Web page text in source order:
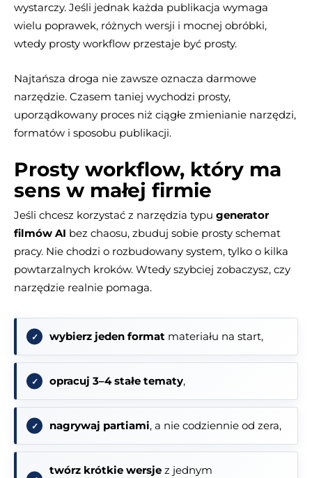
wystarczy. Jeśli jednak każda publikacja wymaga
wielu poprawek, różnych wersji i mocnej obróbki,
wtedy prosty workflow przestaje być prosty.
Najtańsza droga nie zawsze oznacza darmowe
narzędzie. Czasem taniej wychodzi prosty,
uporządkowany proces niż ciągłe zmienianie narzędzi,
formatów i sposobu publikacji.
Prosty workflow, który ma
sens w małej firmie
Jeśli chcesz korzystać z narzędzia typu generator
filmów AI bez chaosu, zbuduj sobie prosty schemat
pracy. Nie chodzi o rozbudowany system, tylko o kilka
powtarzalnych kroków. Wtedy szybciej zobaczysz, czy
narzędzie realnie pomaga.
wybierz jeden format materiału na start,
opracuj 3–4 stałe tematy,
nagrywaj partiami, a nie codziennie od zera,
twórz krótkie wersje z jednym